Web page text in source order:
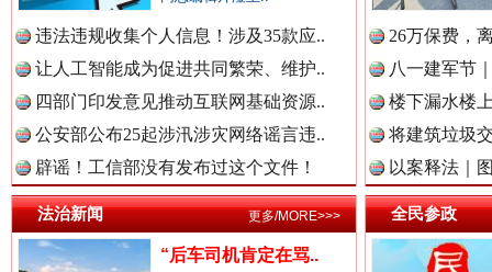
中国视频新闻网.
中国廉政法纪网.
中国律师在线.
衣柜里的秘密 高速路
违法违规收集个人信息！涉及35款应..
让人工智能成为促进共同繁荣、维护..
四部门印发意见推动互联网基础资源..
公安部公布25起涉汛涉灾网络谣言违..
辟谣！工信部没有发布过这个文件！
26万保费，
八一建军节
楼下漏水楼
将建筑垃圾
以案释法｜
法治新闻
“后车司机肯定在骂..
更多/MORE>>> 全民参政